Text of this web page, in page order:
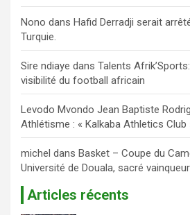
Nono dans Hafid Derradji serait
Turquie.
Sire ndiaye dans Talents
visibilité du football africain
Levodo Mvondo Jean Baptiste
Athlétisme : « Kalkaba Athletics
michel dans Basket – Coupe du
Université de Douala, sacré vainqueur
Articles récents